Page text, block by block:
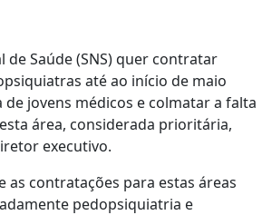
de Saúde (SNS) quer contratar
até ao início de maio
de jovens médicos e colmatar a falta
área, considerada prioritária,
executivo.
as contratações para estas áreas
pedopsiquiatria e